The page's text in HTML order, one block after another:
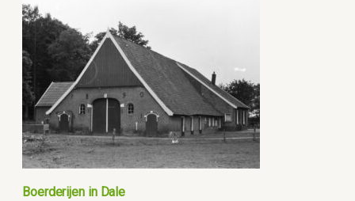
Boerderijen in Dale